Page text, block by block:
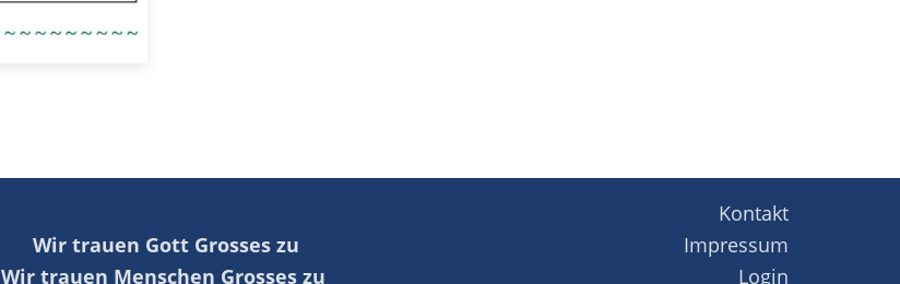
Wir trauen Gott Grosses zu
Wir trauen Menschen Grosses zu
Kontakt
Impressum
Login